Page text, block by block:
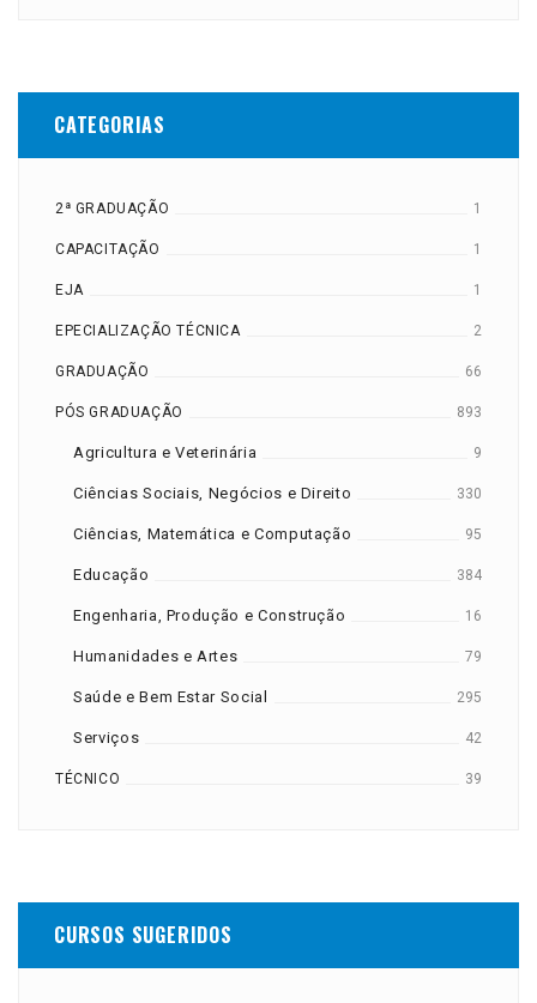
CATEGORIAS
2ª GRADUAÇÃO 1
CAPACITAÇÃO 1
EJA 1
EPECIALIZAÇÃO TÉCNICA 2
GRADUAÇÃO 66
PÓS GRADUAÇÃO 893
Agricultura e Veterinária 9
Ciências Sociais, Negócios e Direito 330
Ciências, Matemática e Computação 95
Educação 384
Engenharia, Produção e Construção 16
Humanidades e Artes 79
Saúde e Bem Estar Social 295
Serviços 42
TÉCNICO 39
CURSOS SUGERIDOS